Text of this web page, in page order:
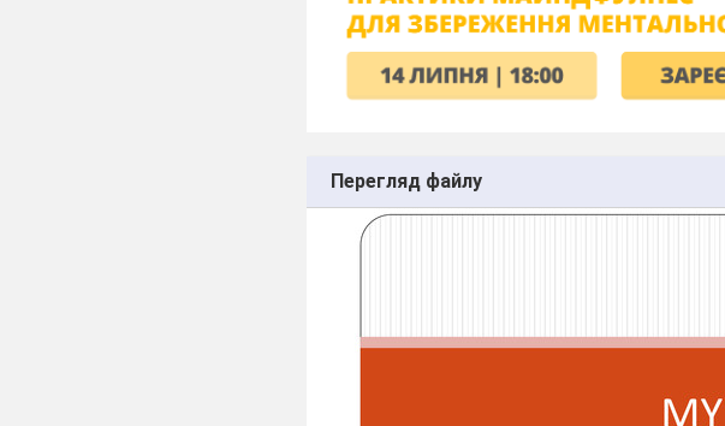
Перегляд файлу